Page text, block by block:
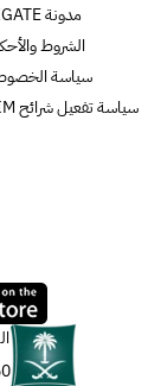
مدونة XGATE
الشروط
سياسة
سياسة تفعيل شرائح SIM و eSIM